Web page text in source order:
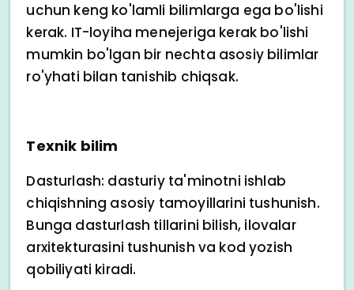
uchun keng ko'lamli bilimlarga ega bo'lishi
kerak. IT-loyiha menejeriga kerak bo'lishi
mumkin bo'lgan bir nechta asosiy bilimlar
ro'yhati bilan tanishib chiqsak.
Texnik bilim
Dasturlash: dasturiy ta'minotni ishlab
chiqishning asosiy tamoyillarini tushunish.
Bunga dasturlash tillarini bilish, ilovalar
arxitekturasini tushunish va kod yozish
qobiliyati kiradi.